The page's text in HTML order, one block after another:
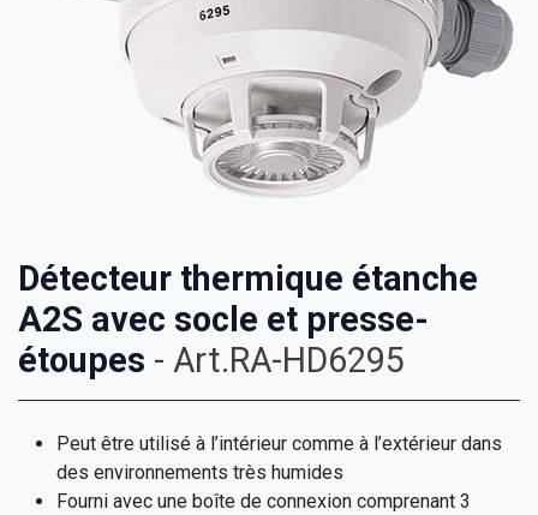
Détecteur thermique étanche
A2S avec socle et presse-
étoupes - Art.RA-HD6295
​Peut être utilisé à l’intérieur comme à l’extérieur dans
des environnements très humides
​Fourni avec une boîte de connexion comprenant 3